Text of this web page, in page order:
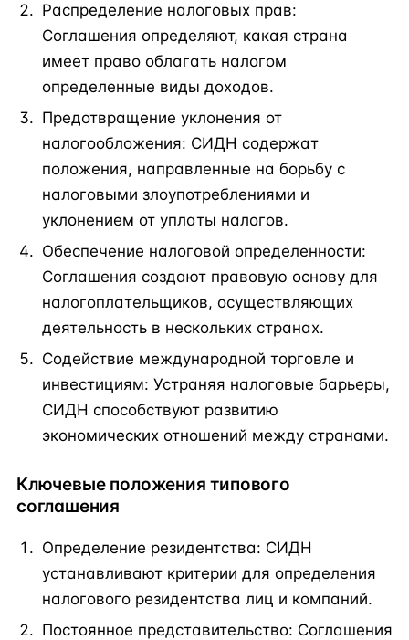
Распределение налоговых прав:
Соглашения определяют, какая страна
имеет право облагать налогом
определенные виды доходов.
Предотвращение уклонения от
налогообложения: СИДН содержат
положения, направленные на борьбу с
налоговыми злоупотреблениями и
уклонением от уплаты налогов.
Обеспечение налоговой определенности:
Соглашения создают правовую основу для
налогоплательщиков, осуществляющих
деятельность в нескольких странах.
Содействие международной торговле и
инвестициям: Устраняя налоговые барьеры,
СИДН способствуют развитию
экономических отношений между странами.
Ключевые положения типового
соглашения
Определение резидентства: СИДН
устанавливают критерии для определения
налогового резидентства лиц и компаний.
Постоянное представительство: Соглашения